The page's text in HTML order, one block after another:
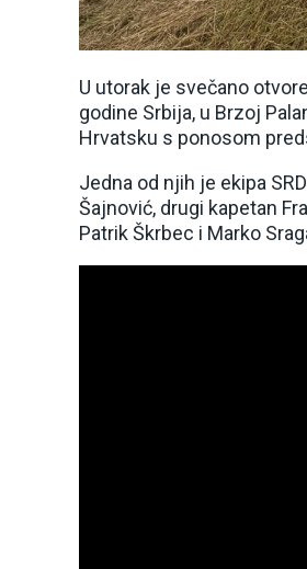
U utorak je svečano
godine Srbija, u Brzoj
Hrvatsku s ponosom
Jedna od njih je ekipa
Šajnović, drugi kapetan
Patrik Škrbec i Marko